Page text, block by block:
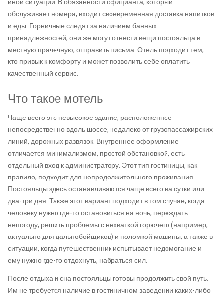
иной ситуации. В обязанности официанта, который
обслуживает номера, входит своевременная доставка напитков
и еды. Горничные следят за наличием банных
принадлежностей, они же могут отнести вещи постояльца в
местную прачечную, отправить письма. Отель подходит тем,
кто привык к комфорту и может позволить себе оплатить
качественный сервис.
Что такое мотель
Чаще всего это невысокое здание, расположенное
непосредственно вдоль шоссе, недалеко от грузопассажирских
линий, дорожных развязок. Внутреннее оформление
отличается минимализмом, простой обстановкой, есть
отдельный вход к администратору. Этот тип гостиницы, как
правило, подходит для непродолжительного проживания.
Постояльцы здесь останавливаются чаще всего на сутки или
два-три дня. Также этот вариант подходит в том случае, когда
человеку нужно где-то остановиться на ночь, переждать
непогоду, решить проблемы с нехваткой горючего (например,
актуально для дальнобойщиков) и поломкой машины, а также в
ситуации, когда путешественник испытывает недомогание и
ему нужно где-то отдохнуть, набраться сил.
После отдыха и сна постояльцы готовы продолжить свой путь.
Им не требуется наличие в гостиничном заведении каких-либо